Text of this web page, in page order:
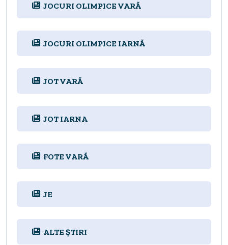
JOCURI OLIMPICE VARĂ
JOCURI OLIMPICE IARNĂ
JOT VARĂ
JOT IARNA
FOTE VARĂ
JE
ALTE ȘTIRI